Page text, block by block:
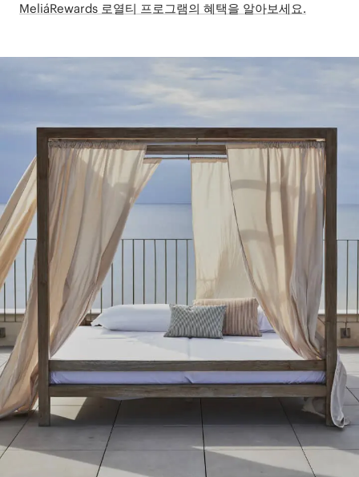
MeliáRewards 로열티 프로그램의 혜택을 알아보세요.